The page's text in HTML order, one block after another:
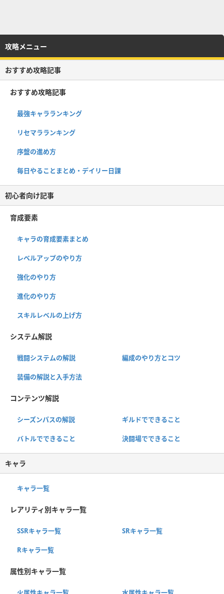
攻略メニュー
おすすめ攻略記事
おすすめ攻略記事
最強キャラランキング
リセマラランキング
序盤の進め方
毎日やることまとめ・デイリー日課
初心者向け記事
育成要素
キャラの育成要素まとめ
レベルアップのやり方
強化のやり方
進化のやり方
スキルレベルの上げ方
システム解説
戦闘システムの解説 編成のやり方とコツ
装備の解説と入手方法
コンテンツ解説
シーズンパスの解説 ギルドでできること
バトルでできること 決闘場でできること
キャラ
キャラ一覧
レアリティ別キャラ一覧
SSRキャラ一覧 SRキャラ一覧
Rキャラ一覧
属性別キャラ一覧